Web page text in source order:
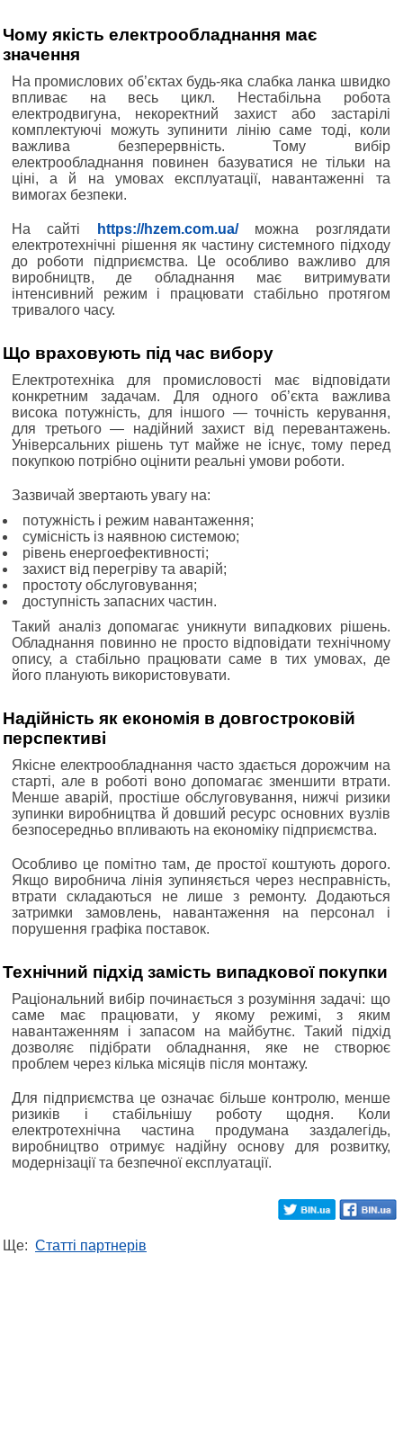
Чому якість електрообладнання має
значення
На промислових об’єктах будь-яка слабка ланка швидко
впливає на весь цикл. Нестабільна робота
електродвигуна, некоректний захист або застарілі
комплектуючі можуть зупинити лінію саме тоді, коли
важлива безперервність. Тому вибір
електрообладнання повинен базуватися не тільки на
ціні, а й на умовах експлуатації, навантаженні та
вимогах безпеки.
На сайті https://hzem.com.ua/можна розглядати
електротехнічні рішення як частину системного підходу
до роботи підприємства. Це особливо важливо для
виробництв, де обладнання має витримувати
інтенсивний режим і працювати стабільно протягом
тривалого часу.
Що враховують під час вибору
Електротехніка для промисловості має відповідати
конкретним задачам. Для одного об’єкта важлива
висока потужність, для іншого — точність керування,
для третього — надійний захист від перевантажень.
Універсальних рішень тут майже не існує, тому перед
покупкою потрібно оцінити реальні умови роботи.
Зазвичай звертають увагу на:
потужність і режим навантаження;
сумісність із наявною системою;
рівень енергоефективності;
захист від перегріву та аварій;
простоту обслуговування;
доступність запасних частин.
Такий аналіз допомагає уникнути випадкових рішень.
Обладнання повинно не просто відповідати технічному
опису, а стабільно працювати саме в тих умовах, де
його планують використовувати.
Надійність як економія в довгостроковій
перспективі
Якісне електрообладнання часто здається дорожчим на
старті, але в роботі воно допомагає зменшити втрати.
Менше аварій, простіше обслуговування, нижчі ризики
зупинки виробництва й довший ресурс основних вузлів
безпосередньо впливають на економіку підприємства.
Особливо це помітно там, де простої коштують дорого.
Якщо виробнича лінія зупиняється через несправність,
втрати складаються не лише з ремонту. Додаються
затримки замовлень, навантаження на персонал і
порушення графіка поставок.
Технічний підхід замість випадкової покупки
Раціональний вибір починається з розуміння задачі: що
саме має працювати, у якому режимі, з яким
навантаженням і запасом на майбутнє. Такий підхід
дозволяє підібрати обладнання, яке не створює
проблем через кілька місяців після монтажу.
Для підприємства це означає більше контролю, менше
ризиків і стабільнішу роботу щодня. Коли
електротехнічна частина продумана заздалегідь,
виробництво отримує надійну основу для розвитку,
модернізації та безпечної експлуатації.
Ще: Статті партнерів